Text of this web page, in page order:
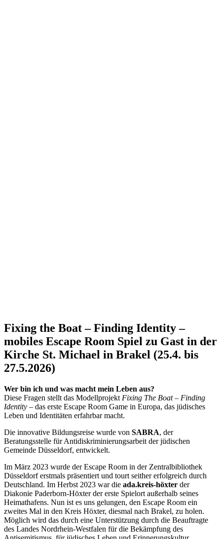
Fixing the Boat – Finding Identity –
mobiles Escape Room Spiel zu Gast in der
Kirche St. Michael in Brakel (25.4. bis
27.5.2026)
Wer bin ich und was macht mein Leben aus?
Diese Fragen stellt das Modellprojekt Fixing The Boat – Finding
Identity – das erste Escape Room Game in Europa, das jüdisches
Leben und Identitäten erfahrbar macht.
Die innovative Bildungsreise wurde von SABRA, der
Beratungsstelle für Antidiskriminierungsarbeit der jüdischen
Gemeinde Düsseldorf, entwickelt.
Im März 2023 wurde der Escape Room in der Zentralbibliothek
Düsseldorf erstmals präsentiert und tourt seither erfolgreich durch
Deutschland. Im Herbst 2023 war die ada.kreis-höxter der
Diakonie Paderborn-Höxter der erste Spielort außerhalb seines
Heimathafens. Nun ist es uns gelungen, den Escape Room ein
zweites Mal in den Kreis Höxter, diesmal nach Brakel, zu holen.
Möglich wird das durch eine Unterstützung durch die Beauftragte
des Landes Nordrhein-Westfalen für die Bekämpfung des